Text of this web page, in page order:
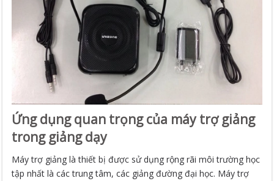
Ứng dụng quan trọng của máy trợ giảng
trong giảng dạy
Máy trợ giảng là thiết bị được sử dụng rộng rãi môi trường học
tập nhất là các trung tâm, các giảng đường đại học. Máy trợ